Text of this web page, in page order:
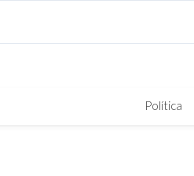
Política